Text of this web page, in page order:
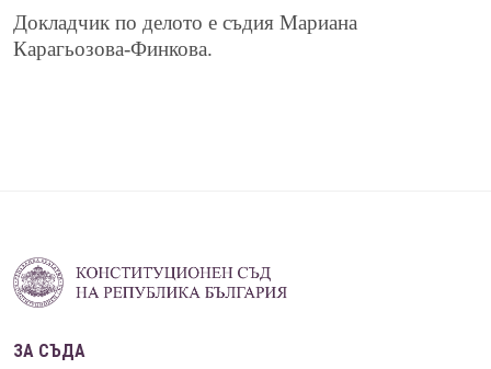
Докладчик по делото е съдия Мариана
Карагьозова-Финкова.
ЗА СЪДА